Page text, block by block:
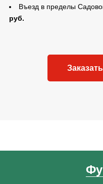
Въезд в пределы
руб.
Заказать